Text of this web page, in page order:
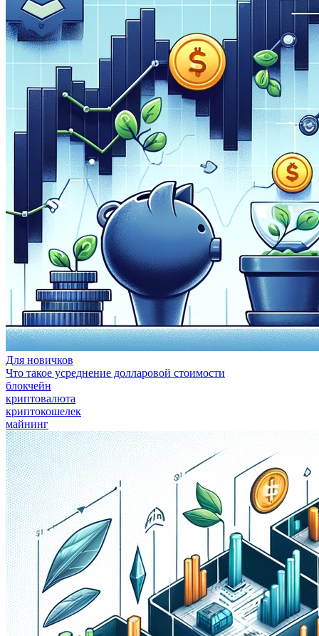
Для новичков
Что такое усреднение долларовой стоимости
блокчейн
криптовалюта
криптокошелек
майнинг